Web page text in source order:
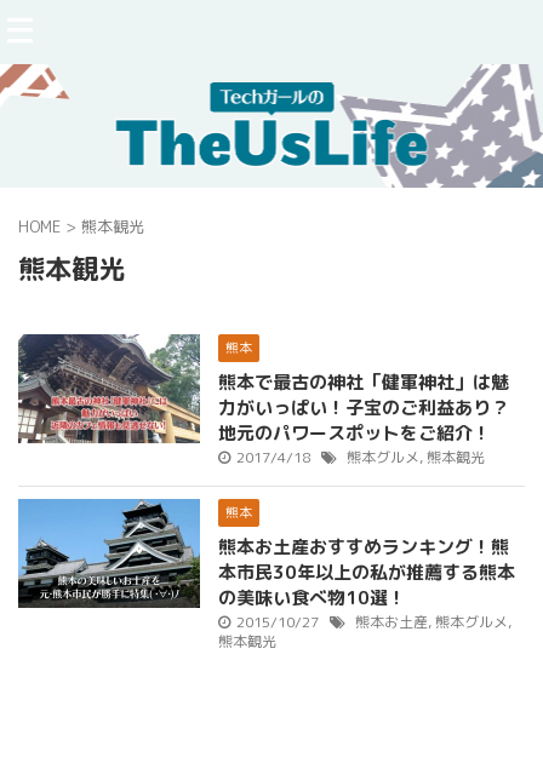
HOME > 熊本観光
熊本観光
熊本
熊本で最古の神社「健軍神社」は魅
力がいっぱい！子宝のご利益あり？
地元のパワースポットをご紹介！
2017/4/18 熊本グルメ,熊本観光
熊本
熊本お土産おすすめランキング！熊
本市民30年以上の私が推薦する熊本
の美味い食べ物10選！
2015/10/27 熊本お土産,熊本グルメ,
熊本観光